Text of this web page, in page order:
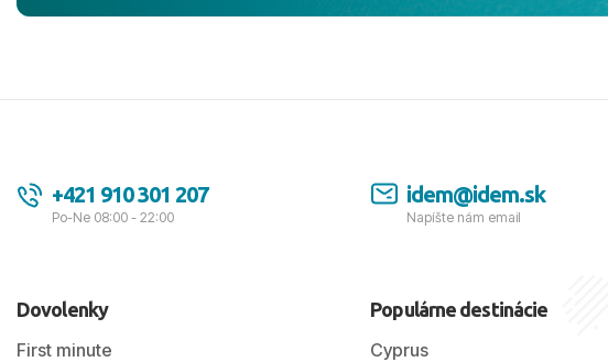
pozdravom a prianím
+421 910 301 207
Po-Ne 08:00 - 22:00
idem@idem.sk
Napíšte nám email
Dovolenky
First minute
Populárne destinácie
Cyprus